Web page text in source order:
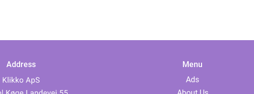
Address
Menu
Ads